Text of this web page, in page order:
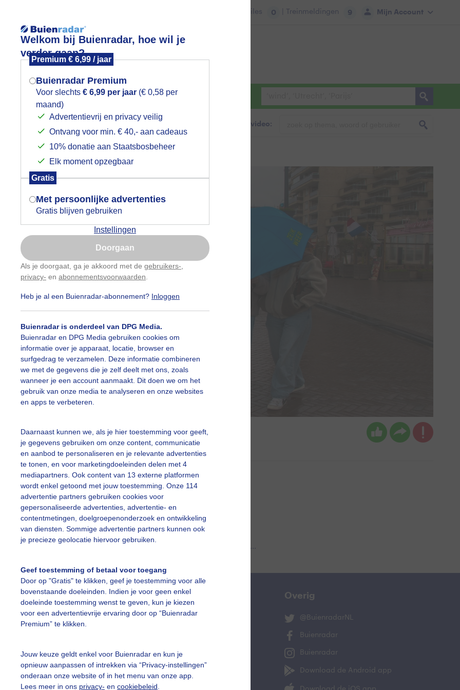
Welkom bij Buienradar, hoe wil je
verder gaan?
Premium € 6,99 / jaar
Buienradar Premium
Voor slechts € 6,99 per jaar (€ 0,58 per
maand)
Advertentievrij en privacy veilig
Ontvang voor min. € 40,- aan cadeaus
10% donatie aan Staatsbosbeheer
Elk moment opzegbaar
Gratis
Met persoonlijke advertenties
Gratis blijven gebruiken
Instellingen
Doorgaan
Als je doorgaat, ga je akkoord met de gebruikers-
privacy- en abonnementsvoorwaarden
Heb je al een Buienradar-abonnement? Inloggen
Buienradar is onderdeel van DPG Media.
Buienradar en DPG Media gebruiken cookies om
informatie over je apparaat, locatie, browser en
surfgedrag te verzamelen. Deze informatie combineren
we met de gegevens die je zelf deelt met ons, zoals
wanneer je een account aanmaakt. Dit doen we om het
gebruik van onze media te analyseren en onze websites
en apps te verbeteren.
Daarnaast kunnen we, als je hier toestemming voor geeft,
je gegevens gebruiken om onze content, communicatie
en aanbod te personaliseren en je relevante advertenties
te tonen, en voor marketingdoeleinden delen met 4
mediapartners. Ook content van 13 externe platformen
wordt enkel getoond met jouw toestemming. Onze 114
advertentie partners gebruiken cookies voor
gepersonaliseerde advertenties, advertentie- en
contentmetingen, doelgroepenonderzoek en ontwikkeling
van diensten. Sommige advertentie partners kunnen ook
je precieze geolocatie hiervoor gebruiken.
Geef toestemming of betaal voor toegang
Door op "Gratis" te klikken, geef je toestemming voor alle
bovenstaande doeleinden. Indien je voor geen enkel
doeleinde toestemming wenst te geven, kun je kiezen
voor een advertentievrije ervaring door op “Buienradar
Premium” te klikken.
Jouw keuze geldt enkel voor Buienradar en kun je
opnieuw aanpassen of intrekken via “Privacy-instellingen”
onderaan onze website of in het menu van onze app.
Lees meer in ons privacy- en cookiebeleid
Mijn Account
Files 0 | Treinmeldingen 9
Foto en video Weerzine
Zoeken in foto & video:
Els Bax Gemaakt: 15-05-2026, 40x bekeken
slideshow
vragen
Mijn weer
De Bilt
Overig
@BuienradarNL
Buienradar
Buienradar
Download de Android app
Mogen we je locatie gebruiken voor
het weer?
Indien je hier nog geen akkoord op hebt
gegeven, verschijnt er zo een pop-up uit
je browser waarin deze toestemming
gevraagd wordt.
Is goed, toon de popup
Nu niet, misschien later
Gebruik je Safari en wil je niet elke dag deze pop-up
Klikhierom dit aan te passen